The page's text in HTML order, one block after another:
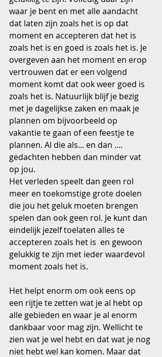
waar je bent en met alle aandacht
dat laten zijn zoals het is op dat
moment en accepteren dat het is
zoals het is en goed is zoals het is. Je
overgeven aan het moment en erop
vertrouwen dat er een volgend
moment komt dat ook weer goed is
zoals het is. Natuurlijk blijf je bezig
met je dagelijkse zaken en maak je
plannen om bijvoorbeeld op
vakantie te gaan of een feestje te
plannen. Al die als... en dan ....
gedachten hebben dan minder vat
op jou.
Het verleden speelt dan geen rol
meer en toekomstige grote doelen
die jou het geluk moeten brengen
spelen dan ook geen rol. Je kunt dan
eindelijk jezelf toelaten alles te
accepteren zoals het is  en gewoon
gelukkig te zijn met ieder waardevol
moment zoals het is.
Het helpt enorm om ook eens op
een rijtje te zetten wat je al hebt op
alle gebieden en waar je al enorm
dankbaar voor mag zijn. Wellicht te
zien wat je wel hebt en dat wat je nog
niet hebt wel kan komen. Maar dat